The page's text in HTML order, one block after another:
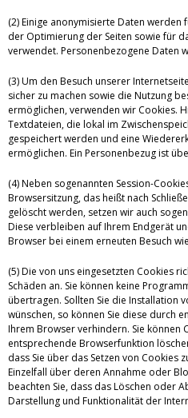
(2) Einige anonymisierte Daten
der Optimierung der Seiten sowie für
verwendet. Personenbezogene Daten
(3) Um den Besuch unserer
sicher zu machen sowie die Nutzung
ermöglichen, verwenden wir Cookies.
Textdateien, die lokal im
gespeichert werden und eine
ermöglichen. Ein Personenbezug ist
(4) Neben sogenannten Session-
Browsersitzung, das heißt nach
gelöscht werden, setzen wir auch
Diese verbleiben auf Ihrem Endgerät
Browser bei einem erneuten Besuch
(5) Die von uns eingesetzten Cookies
Schäden an. Sie können keine
übertragen. Sollten Sie die Installation
wünschen, so können Sie diese durch
Ihrem Browser verhindern. Sie können
entsprechende Browserfunktion
dass Sie über das Setzen von
Einzelfall über deren Annahme oder
beachten Sie, dass das Löschen oder
Darstellung und Funktionalität der